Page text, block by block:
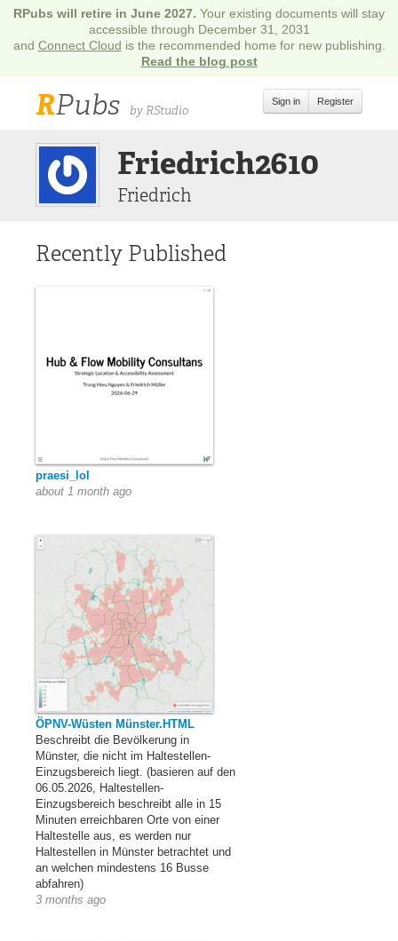
RPubs will retire in June 2027. Your existing documents will stay
accessible through December 31, 2031
and Connect Cloud is the recommended home for new publishing.
Read the blog post
RPubs by RStudio
Sign in Register
Friedrich2610
Friedrich
Recently Published
praesi_lol
about 1 month ago
ÖPNV-Wüsten Münster.HTML
Beschreibt die Bevölkerung in
Münster, die nicht im Haltestellen-
Einzugsbereich liegt. (basieren auf den
06.05.2026, Haltestellen-
Einzugsbereich beschreibt alle in 15
Minuten erreichbaren Orte von einer
Haltestelle aus, es werden nur
Haltestellen in Münster betrachtet und
an welchen mindestens 16 Busse
abfahren)
3 months ago